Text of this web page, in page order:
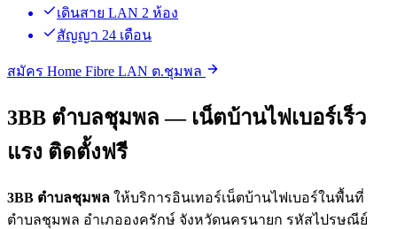
เดินสาย LAN 2 ห้อง
สัญญา 24 เดือน
สมัคร Home Fibre LAN ต.ชุมพล
3BB ตำบลชุมพล — เน็ตบ้านไฟเบอร์เร็ว
แรง ติดตั้งฟรี
3BB ตำบลชุมพล ให้บริการอินเทอร์เน็ตบ้านไฟเบอร์ในพื้นที่
ตำบลชุมพล อำเภอองครักษ์ จังหวัดนครนายก รหัสไปรษณีย์